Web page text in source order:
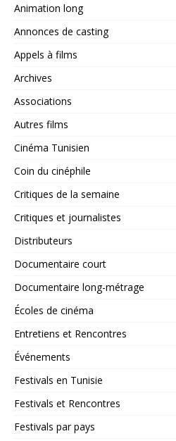
Animation long
Annonces de casting
Appels à films
Archives
Associations
Autres films
Cinéma Tunisien
Coin du cinéphile
Critiques de la semaine
Critiques et journalistes
Distributeurs
Documentaire court
Documentaire long-métrage
Écoles de cinéma
Entretiens et Rencontres
Événements
Festivals en Tunisie
Festivals et Rencontres
Festivals par pays